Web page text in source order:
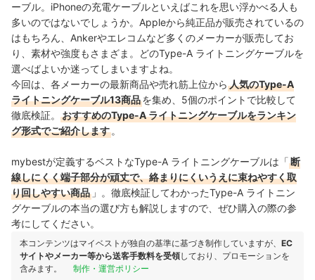
ーブル。iPhoneの充電ケーブルといえばこれを思い浮かべる人も
多いのではないでしょうか。Appleから純正品が販売されているの
はもちろん、Ankerやエレコムなど多くのメーカーが販売してお
り、素材や強度もさまざま。どのType-A ライトニングケーブルを
選べばよいか迷ってしまいますよね。
今回は、各メーカーの最新商品や売れ筋上位から 人気のType-A
ライトニングケーブル13商品を集め、5個のポイントで比較して
徹底検証。
おすすめのType-A ライトニングケーブルをランキン
グ形式でご紹介します 。
mybestが定義するベストなType-A ライトニングケーブルは「断
線しにくく端子部分が頑丈で、絡まりにくいうえに束ねやすく取
り回しやすい商品 」。徹底検証してわかったType-A ライトニン
グケーブルの本当の選び方も解説しますので、ぜひ購入の際の参
考にしてください。
本コンテンツはマイベストが独自の基準に基づき制作していますが、 EC
サイトやメーカー等から送客手数料を受領しており、プロモーションを
含みます。
制作・運営ポリシー